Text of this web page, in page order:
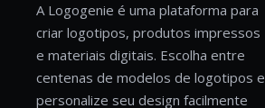
A Logogenie é uma plataforma para
criar logotipos, produtos impressos
e materiais digitais. Escolha entre
centenas de modelos de logotipos e
personalize seu design facilmente